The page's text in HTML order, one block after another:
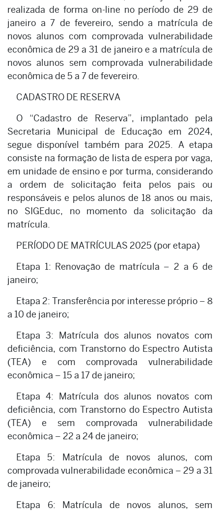
realizada de forma on-line no período de 29 de
janeiro a 7 de fevereiro, sendo a matrícula de
novos alunos com comprovada vulnerabilidade
econômica de 29 a 31 de janeiro e a matrícula de
novos alunos sem comprovada vulnerabilidade
econômica de 5 a 7 de fevereiro.
CADASTRO DE RESERVA
O “Cadastro de Reserva”, implantado pela
Secretaria Municipal de Educação em 2024,
segue disponível também para 2025. A etapa
consiste na formação de lista de espera por vaga,
em unidade de ensino e por turma, considerando
a ordem de solicitação feita pelos pais ou
responsáveis e pelos alunos de 18 anos ou mais,
no SIGEduc, no momento da solicitação da
matrícula.
PERÍODO DE MATRÍCULAS 2025 (por etapa)
Etapa 1: Renovação de matrícula – 2 a 6 de
janeiro;
Etapa 2: Transferência por interesse próprio – 8
a 10 de janeiro;
Etapa 3: Matrícula dos alunos novatos com
deficiência, com Transtorno do Espectro Autista
(TEA) e com comprovada vulnerabilidade
econômica – 15 a 17 de janeiro;
Etapa 4: Matrícula dos alunos novatos com
deficiência, com Transtorno do Espectro Autista
(TEA) e sem comprovada vulnerabilidade
econômica – 22 a 24 de janeiro;
Etapa 5: Matrícula de novos alunos, com
comprovada vulnerabilidade econômica – 29 a 31
de janeiro;
Etapa 6: Matrícula de novos alunos, sem